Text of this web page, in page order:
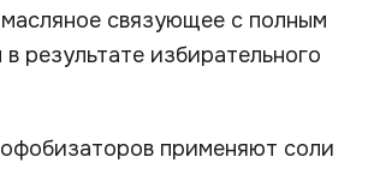
связующее с полным
результате избирательного
применяют соли